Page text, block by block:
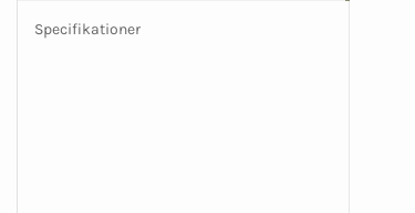
Specifikationer